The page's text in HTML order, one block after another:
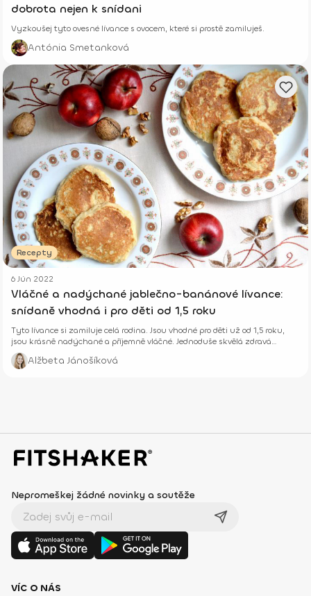
dobrota nejen k snídani
Vyzkoušej tyto ovesné lívance s ovocem, které si prostě zamiluješ.
Antónia Smetanková
Recepty
6 Jún 2022
Vláčné a nadýchané jablečno-banánové lívance:
snídaně vhodná i pro děti od 1,5 roku
Tyto lívance si zamiluje celá rodina. Jsou vhodné pro děti už od 1,5 roku,
jsou krásně nadýchané a příjemně vláčné. Jednoduše skvělá zdravá
snídaně.
Alžbeta Jánošíková
Nepromeškej žádné novinky a soutěže
VÍC O NÁS